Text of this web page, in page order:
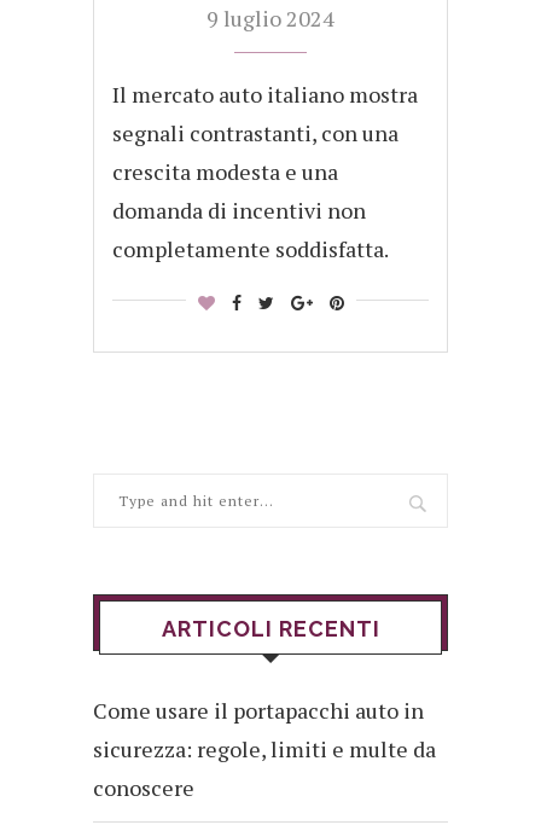
9 luglio 2024
Il mercato auto italiano mostra
segnali contrastanti, con una
crescita modesta e una
domanda di incentivi non
completamente soddisfatta.
ARTICOLI RECENTI
Come usare il portapacchi auto in
sicurezza: regole, limiti e multe da
conoscere